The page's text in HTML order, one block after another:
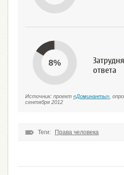
8%
ответа
Источник: проект «Доминанты» ,
сентября 2012
Теги: Права человека